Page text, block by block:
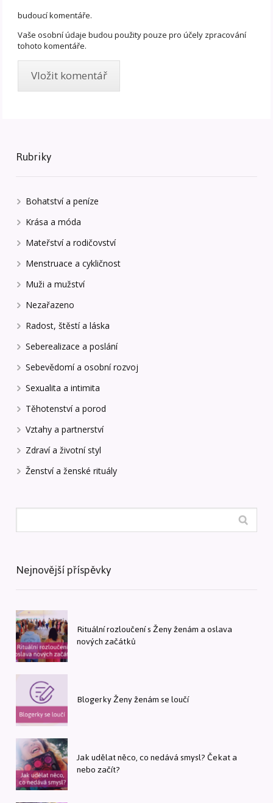
budoucí komentáře.
Vaše osobní údaje budou použity pouze pro účely zpracování
tohoto komentáře.
Rubriky
Bohatství a peníze
Krása a móda
Mateřství a rodičovství
Menstruace a cykličnost
Muži a mužství
Nezařazeno
Radost, štěstí a láska
Seberealizace a poslání
Sebevědomí a osobní rozvoj
Sexualita a intimita
Těhotenství a porod
Vztahy a partnerství
Zdraví a životní styl
Ženství a ženské rituály
Nejnovější příspěvky
Rituální rozloučení s Ženy ženám a oslava
nových začátků
Blogerky Ženy ženám se loučí
Jak udělat něco, co nedává smysl? Čekat a
nebo začít?